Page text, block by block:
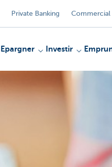
Private Banking Commercial
Epargner Investir